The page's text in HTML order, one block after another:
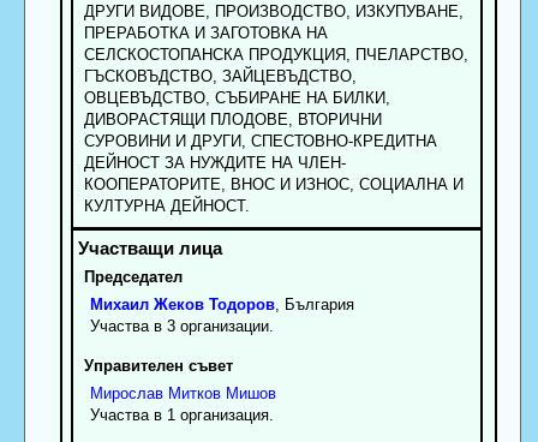
ДРУГИ ВИДОВЕ, ПРОИЗВОДСТВО, ИЗКУПУВАНЕ,
ПРЕРАБОТКА И ЗАГОТОВКА НА
СЕЛСКОСТОПАНСКА ПРОДУКЦИЯ, ПЧЕЛАРСТВО,
ГЪСКОВЪДСТВО, ЗАЙЦЕВЪДСТВО,
ОВЦЕВЪДСТВО, СЪБИРАНЕ НА БИЛКИ,
ДИВОРАСТЯЩИ ПЛОДОВЕ, ВТОРИЧНИ
СУРОВИНИ И ДРУГИ, СПЕСТОВНО-КРЕДИТНА
ДЕЙНОСТ ЗА НУЖДИТЕ НА ЧЛЕН-
КООПЕРАТОРИТЕ, ВНОС И ИЗНОС, СОЦИАЛНА И
КУЛТУРНА ДЕЙНОСТ.
Председател
Михаил Жеков Тодоров, България
Участва в 3 организации.
Управителен съвет
Мирослав Митков Мишов
Участва в 1 организация.